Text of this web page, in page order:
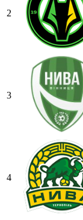
2
3
4